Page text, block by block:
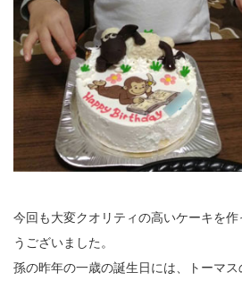
今回も大変クオリティの高いケーキを
うございました。
孫の昨年の一歳の誕生日には、トーマ